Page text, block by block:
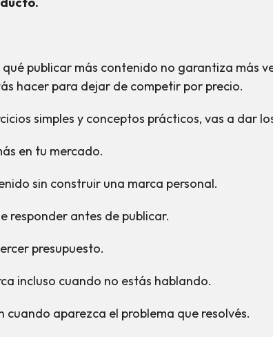
qué publicar más contenido no garantiza más
hacer para dejar de competir por precio.
simples y conceptos prácticos, vas a dar
en tu mercado.
sin construir una marca personal.
responder antes de publicar.
presupuesto.
incluso cuando no estás hablando.
aparezca el problema que resolvés.